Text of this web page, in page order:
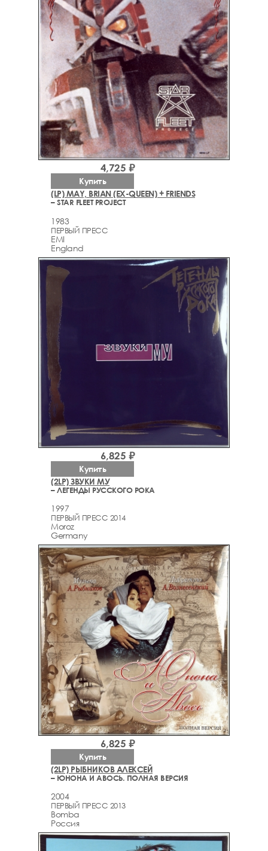
(LP) MAY, BRIAN (EX-QUEEN) + FRIENDS
– STAR FLEET PROJECT
1983
ПЕРВЫЙ ПРЕСС
EMI
England
4,725 ₽
Купить
(2LP) ЗВУКИ МУ
– ЛЕГЕНДЫ РУССКОГО РОКА
1997
ПЕРВЫЙ ПРЕСС 2014
Moroz
Germany
6,825 ₽
Купить
(2LP) РЫБНИКОВ ‎АЛЕКСЕЙ
– ЮНОНА И АВОСЬ. ПОЛНАЯ ВЕРСИЯ
2004
ПЕРВЫЙ ПРЕСС 2013
Bomba
Россия
6,825 ₽
Купить